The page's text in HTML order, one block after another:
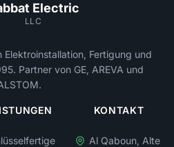
Electric
LLC
Fertigung und
Partner von GE, AREVA und
KONTAKT
Al Qaboun, Alte